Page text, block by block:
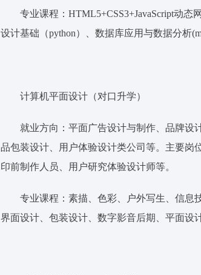
专业课程：HTML5+CSS3+JavaScript动
设计基础（python）、数据库应用与数据分析
计算机平面设计（对口升学）
就业方向：平面广告设计与制作、品牌设
品包装设计、用户体验设计类公司等。主要岗
印前制作人员、用户研究体验设计师等。
专业课程：素描、色彩、户外写生、信息
界面设计、包装设计、数字影音后期、平面设